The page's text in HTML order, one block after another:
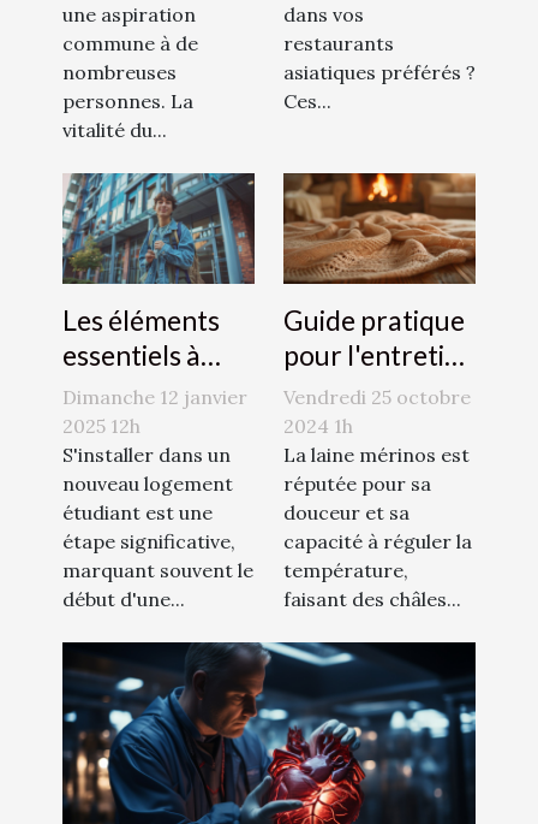
une aspiration
commune à de
nombreuses
personnes. La
vitalité du...
dans vos
restaurants
asiatiques préférés ?
Ces...
Les éléments
essentiels à
considérer
dans une
assurance
logement
étudiant
Dimanche 12 janvier
2025 12h
S'installer dans un
nouveau logement
étudiant est une
étape significative,
marquant souvent le
début d'une...
Guide pratique
pour l'entretien
des châles en
laine mérinos
Vendredi 25 octobre
2024 1h
La laine mérinos est
réputée pour sa
douceur et sa
capacité à réguler la
température,
faisant des châles...